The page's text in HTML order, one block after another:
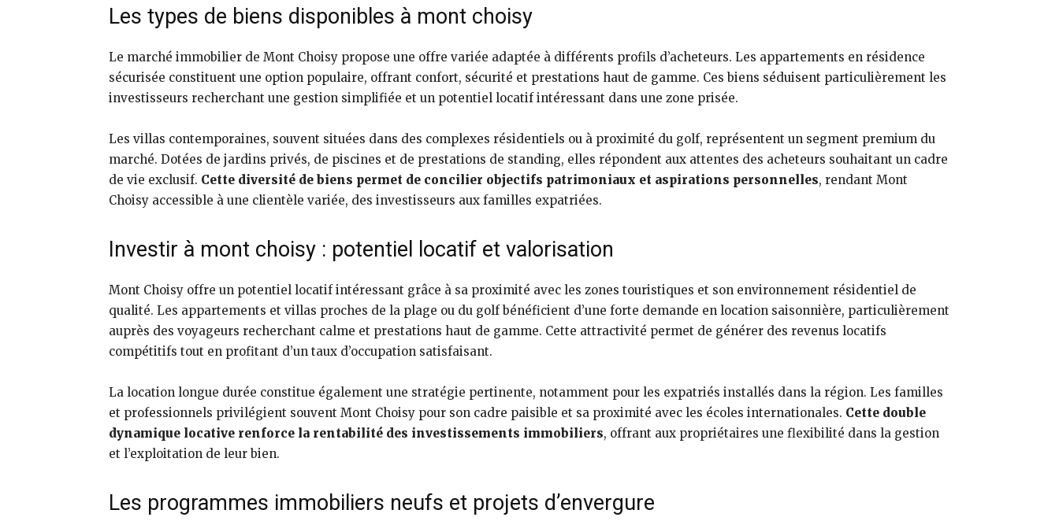
Les types de biens disponibles à mont choisy
Le marché immobilier de Mont Choisy propose une offre variée adaptée à différents profils d’acheteurs. Les appartements en résidence
sécurisée constituent une option populaire, offrant confort, sécurité et prestations haut de gamme. Ces biens séduisent particulièrement les
investisseurs recherchant une gestion simplifiée et un potentiel locatif intéressant dans une zone prisée.
Les villas contemporaines, souvent situées dans des complexes résidentiels ou à proximité du golf, représentent un segment premium du
marché. Dotées de jardins privés, de piscines et de prestations de standing, elles répondent aux attentes des acheteurs souhaitant un cadre
de vie exclusif. Cette diversité de biens permet de concilier objectifs patrimoniaux et aspirations personnelles, rendant Mont
Choisy accessible à une clientèle variée, des investisseurs aux familles expatriées.
Investir à mont choisy : potentiel locatif et valorisation
Mont Choisy offre un potentiel locatif intéressant grâce à sa proximité avec les zones touristiques et son environnement résidentiel de
qualité. Les appartements et villas proches de la plage ou du golf bénéficient d’une forte demande en location saisonnière, particulièrement
auprès des voyageurs recherchant calme et prestations haut de gamme. Cette attractivité permet de générer des revenus locatifs
compétitifs tout en profitant d’un taux d’occupation satisfaisant.
La location longue durée constitue également une stratégie pertinente, notamment pour les expatriés installés dans la région. Les familles
et professionnels privilégient souvent Mont Choisy pour son cadre paisible et sa proximité avec les écoles internationales. Cette double
dynamique locative renforce la rentabilité des investissements immobiliers, offrant aux propriétaires une flexibilité dans la gestion
et l’exploitation de leur bien.
Les programmes immobiliers neufs et projets d’envergure